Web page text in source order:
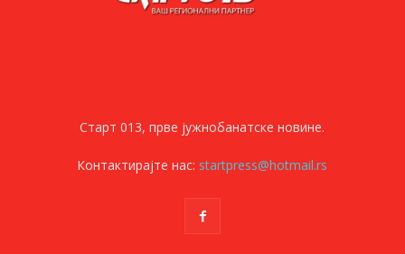
Старт 013, прве јужнобанатске новине.
Контактирајте нас: startpress@hotmail.rs